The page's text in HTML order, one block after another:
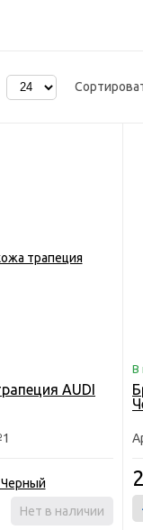
AUDI
Нет в наличии
В